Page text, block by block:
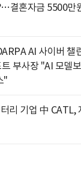
결혼자금 5500만
AI 사이버 챌
부사장 "AI 모델
"
리 기업 中 CATL,